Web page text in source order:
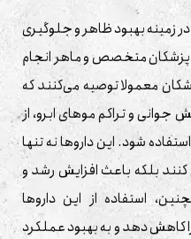
زمینه بهبود ظاهر و جلوگیری
پزشکان متخصص و ماهر انجام
معمولا توصیه می‌کنند که
جوانی و تراکم موهای ابرو، از
استفاده شود. این داروها نه تنها
کنند بلکه باعث افزایش رشد و
استفاده از این داروها
کاهش دهد و به بهبود عملکرد